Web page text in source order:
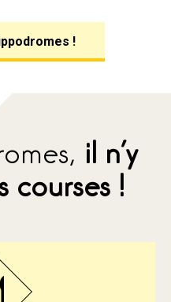
!
il n’y
courses !